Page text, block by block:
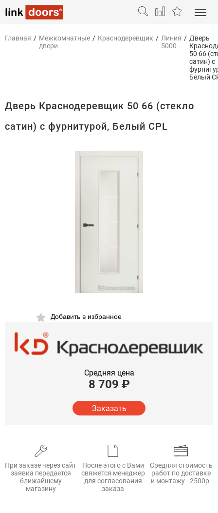
Главная / Межкомнатные
двери
/ Краснодеревщик / Линия
5000
/ Дверь
50 66
сатин) с
Белый
Дверь Краснодеревщик 50 66 (стекло
сатин) с фурнитурой, Белый CPL
Добавить в избранное
Средняя цена
8 709 ₽
Заказать
При заказе через сайт
заявка передается
ближайшему
магазину
После этого с Вами
свяжется менеджер
для согласования
заказа
Средняя стоимость
работ по доставке
и монтажу - 2500р.